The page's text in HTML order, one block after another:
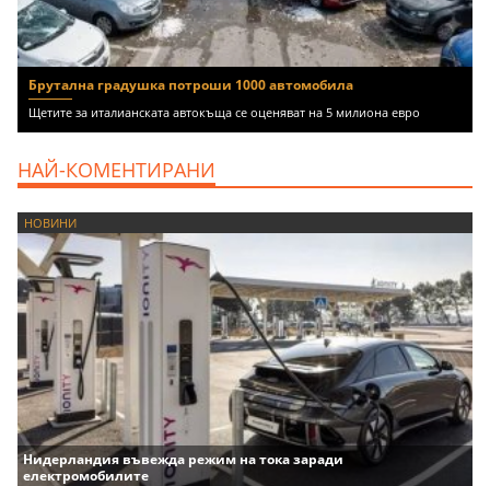
Брутална градушка потроши 1000 автомобила
Щетите за италианската автокъща се оценяват на 5 милиона евро
НАЙ-КОМЕНТИРАНИ
НОВИНИ
Нидерландия въвежда режим на тока заради
електромобилите